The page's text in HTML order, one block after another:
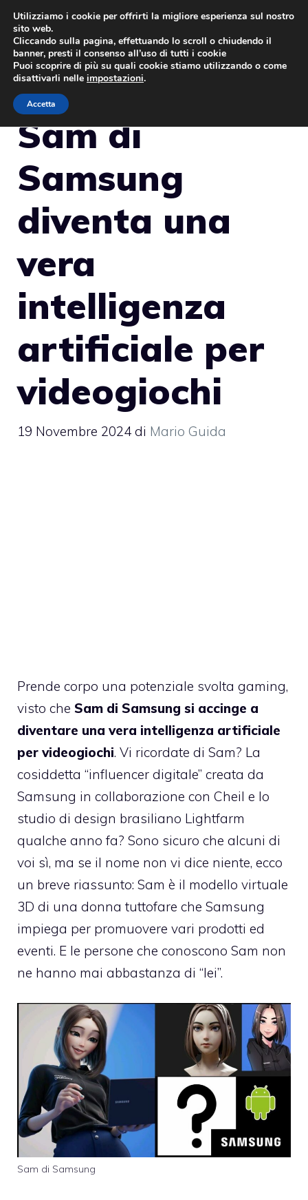
Vai
contenuto
Sam di
Samsung
diventa una
vera
intelligenza
artificiale per
videogiochi
19 Novembre 2024 di Mario Guida
Prende corpo una potenziale svolta gaming,
visto che Sam di Samsung si accinge a
diventare una vera intelligenza artificiale
per videogiochi. Vi ricordate di Sam? La
cosiddetta “influencer digitale” creata da
Samsung in collaborazione con Cheil e lo
studio di design brasiliano Lightfarm
qualche anno fa? Sono sicuro che alcuni di
voi sì, ma se il nome non vi dice niente, ecco
un breve riassunto: Sam è il modello virtuale
3D di una donna tuttofare che Samsung
impiega per promuovere vari prodotti ed
eventi. E le persone che conoscono Sam non
ne hanno mai abbastanza di “lei”.
Sam di Samsung
Utilizziamo i cookie per offrirti la migliore esperienza sul nostro
sito web.
Cliccando sulla pagina, effettuando lo scroll o chiudendo il
banner, presti il consenso all’uso di tutti i cookie
Puoi scoprire di più su quali cookie stiamo utilizzando o come
disattivarli nelle impostazioni.
Accetta